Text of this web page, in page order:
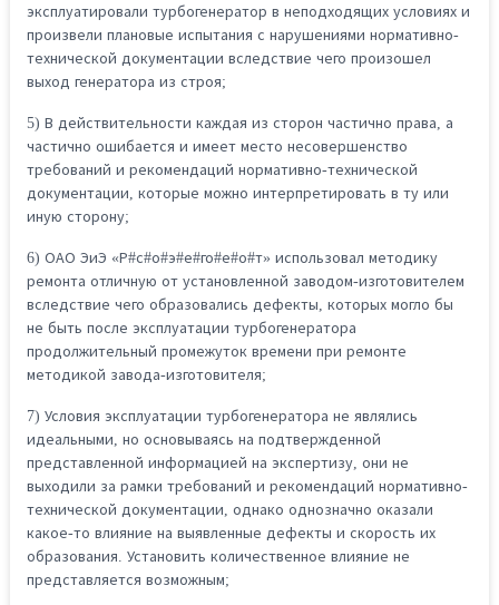
эксплуатировали турбогенератор в неподходящих условиях и
произвели плановые испытания с нарушениями нормативно-
технической документации вследствие чего произошел
выход генератора из строя;
5) В действительности каждая из сторон частично права, а
частично ошибается и имеет место несовершенство
требований и рекомендаций нормативно-технической
документации, которые можно интерпретировать в ту или
иную сторону;
6) ОАО ЭиЭ «Р#с#о#э#е#го#е#о#т» использовал методику
ремонта отличную от установленной заводом-изготовителем
вследствие чего образовались дефекты, которых могло бы
не быть после эксплуатации турбогенератора
продолжительный промежуток времени при ремонте
методикой завода-изготовителя;
7) Условия эксплуатации турбогенератора не являлись
идеальными, но основываясь на подтвержденной
представленной информацией на экспертизу, они не
выходили за рамки требований и рекомендаций нормативно-
технической документации, однако однозначно оказали
какое-то влияние на выявленные дефекты и скорость их
образования. Установить количественное влияние не
представляется возможным;